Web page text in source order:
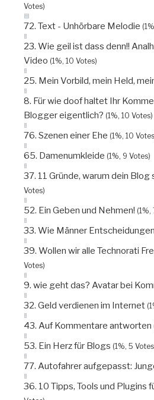
Votes)
72. Text - Unhörbare Melodie
23. Wie geil ist dass denn!!
Video (1%, 10 Votes)
25. Mein Vorbild, mein Held,
8. Für wie doof haltet Ihr
Blogger eigentlich? (1%, 10 Votes)
76. Szenen einer Ehe (1%, 10
65. Damenumkleide (1%, 9 Votes)
37. 11 Gründe, warum dein Blog
Votes)
52. Ein Geben und Nehmen! (1%,
33. Wie Männer
39. Wollen wir alle Technorati
Votes)
9. wie geht das? Avatar bei
32. Geld verdienen im Internet
43. Auf Kommentare antworten
53. Ein Herz für Blogs (1%, 5
77. Autofahrer aufgepasst:
36. 10 Tipps, Tools und Plugins